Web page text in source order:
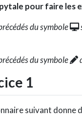
pour faire les
du symbole
du symbole
1
suivant donne